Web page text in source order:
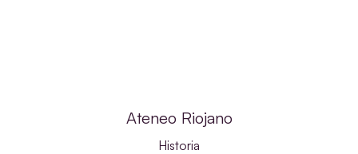
Ateneo Riojano
Historia